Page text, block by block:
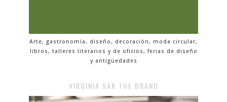
Arte, gastronomía, diseño, decoración, moda circular,
libros, talleres literarios y de oficios, ferias de diseño
y antigüedades
VIRGINIA SAR THE BRAND